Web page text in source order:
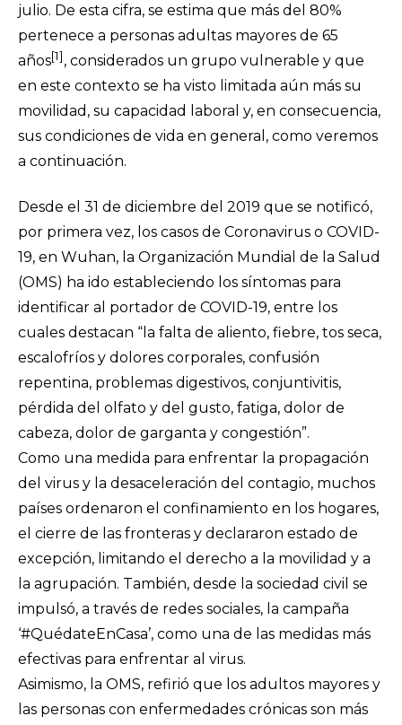
julio. De esta cifra, se estima que más del 80%
pertenece a personas adultas mayores de 65
años[1], considerados un grupo vulnerable y que
en este contexto se ha visto limitada aún más su
movilidad, su capacidad laboral y, en consecuencia,
sus condiciones de vida en general, como veremos
a continuación.
Desde el 31 de diciembre del 2019 que se notificó,
por primera vez, los casos de Coronavirus o COVID-
19, en Wuhan, la Organización Mundial de la Salud
(OMS) ha ido estableciendo los síntomas para
identificar al portador de COVID-19, entre los
cuales destacan “la falta de aliento, fiebre, tos seca,
escalofríos y dolores corporales, confusión
repentina, problemas digestivos, conjuntivitis,
pérdida del olfato y del gusto, fatiga, dolor de
cabeza, dolor de garganta y congestión”.
Como una medida para enfrentar la propagación
del virus y la desaceleración del contagio, muchos
países ordenaron el confinamiento en los hogares,
el cierre de las fronteras y declararon estado de
excepción, limitando el derecho a la movilidad y a
la agrupación. También, desde la sociedad civil se
impulsó, a través de redes sociales, la campaña
‘#QuédateEnCasa’, como una de las medidas más
efectivas para enfrentar al virus.
Asimismo, la OMS, refirió que los adultos mayores y
las personas con enfermedades crónicas son más